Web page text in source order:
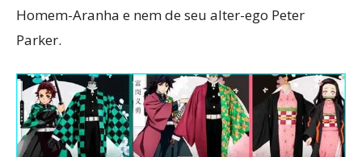
Homem-Aranha e nem de seu alter-ego Peter
Parker.